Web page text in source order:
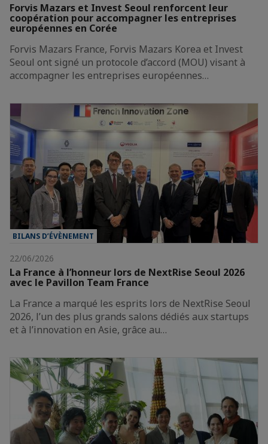
Forvis Mazars et Invest Seoul renforcent leur
coopération pour accompagner les entreprises
européennes en Corée
Forvis Mazars France, Forvis Mazars Korea et Invest
Seoul ont signé un protocole d’accord (MOU) visant à
accompagner les entreprises européennes…
BILANS D’ÉVÈNEMENT
22/06/2026
La France à l’honneur lors de NextRise Seoul 2026
avec le Pavillon Team France
La France a marqué les esprits lors de NextRise Seoul
2026, l’un des plus grands salons dédiés aux startups
et à l’innovation en Asie, grâce au…